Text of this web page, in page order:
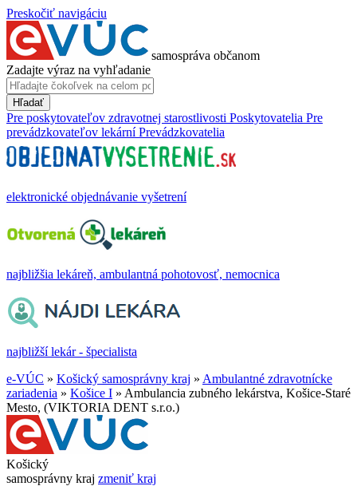
Preskočiť navigáciu
samospráva občanom
Zadajte výraz na vyhľadanie
Hľadať
Pre poskytovateľov zdravotnej starostlivosti Poskytovatelia Pre
prevádzkovateľov lekární Prevádzkovatelia
elektronické objednávanie vyšetrení
najbližšia lekáreň, ambulantná pohotovosť, nemocnica
najbližší lekár - špecialista
e-VÚC » Košický samosprávny kraj » Ambulantné zdravotnícke
zariadenia » Košice I » Ambulancia zubného lekárstva, Košice-Staré
Mesto, (VIKTORIA DENT s.r.o.)
Košický
samosprávny kraj zmeniť kraj